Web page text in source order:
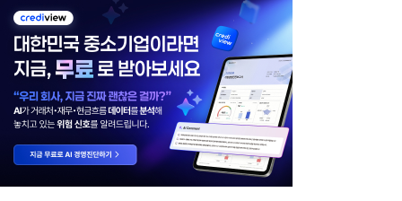
단한다…더존비즈온 'ARIX 모델' 고도화
공제…임광현 "무한정 혜택, 공정한가"
제 코인거래소까지 샅샅이 본다
효과…'올○스' 운영법인 폐업
생산땐 세금 깎아준다
세금 인하…환급 플랫폼 수익성 악화될까
국세청, 재심리 추진에 납세자 부담 우려